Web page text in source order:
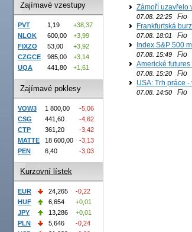
Zámoří uzavřelo
07.08. 22:25 Fio
Frankfurtská
07.08. 18:01
Fio
Index S&P 500
07.08. 15:49 Fio
Americké
07.08. 15:20 Fio
USA: Trh práce
07.08. 14:50 Fio
Zajímavé vzestupy
PVT 1,19
+38,37
NLOK
600,00
+3,99
FIXZO
53,00
+3,92
CZGCE
985,00
+3,14
UQA
441,80 +1,61
Zajímavé poklesy
VOW3 1 800,00
-5,06
CSG
441,60
-4,62
CTP
361,20
-3,42
MATTE
18 600,00
-3,13
PEN
6,40 -3,03
Kurzovní lístek
EUR 24,265
-0,22
HUF
6,654
+0,01
JPY
13,286
+0,01
PLN
5,646
-0,24